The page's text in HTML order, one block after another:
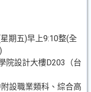
期五)早上9:10整(全
院設計大樓D203（台
設職業類科、綜合高